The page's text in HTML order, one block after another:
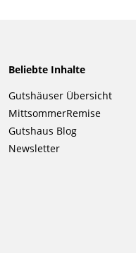
Beliebte Inhalte
Navigation
überspringen
Gutshäuser Übersicht
MittsommerRemise
Gutshaus Blog
Newsletter